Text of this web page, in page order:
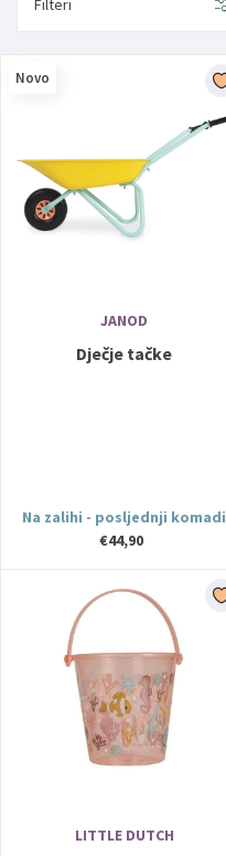
Filteri
Novo
JANOD
Dječje tačke
Na zalihi - posljednji komadi
€44,90
LITTLE DUTCH